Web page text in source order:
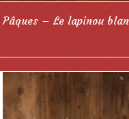
Pâques – Le lapinou